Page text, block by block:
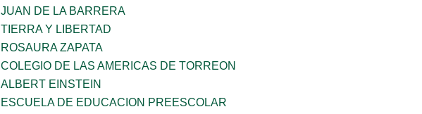
JUAN DE LA BARRERA
TIERRA Y LIBERTAD
ROSAURA ZAPATA
COLEGIO DE LAS AMERICAS DE TORREON
ALBERT EINSTEIN
ESCUELA DE EDUCACION PREESCOLAR